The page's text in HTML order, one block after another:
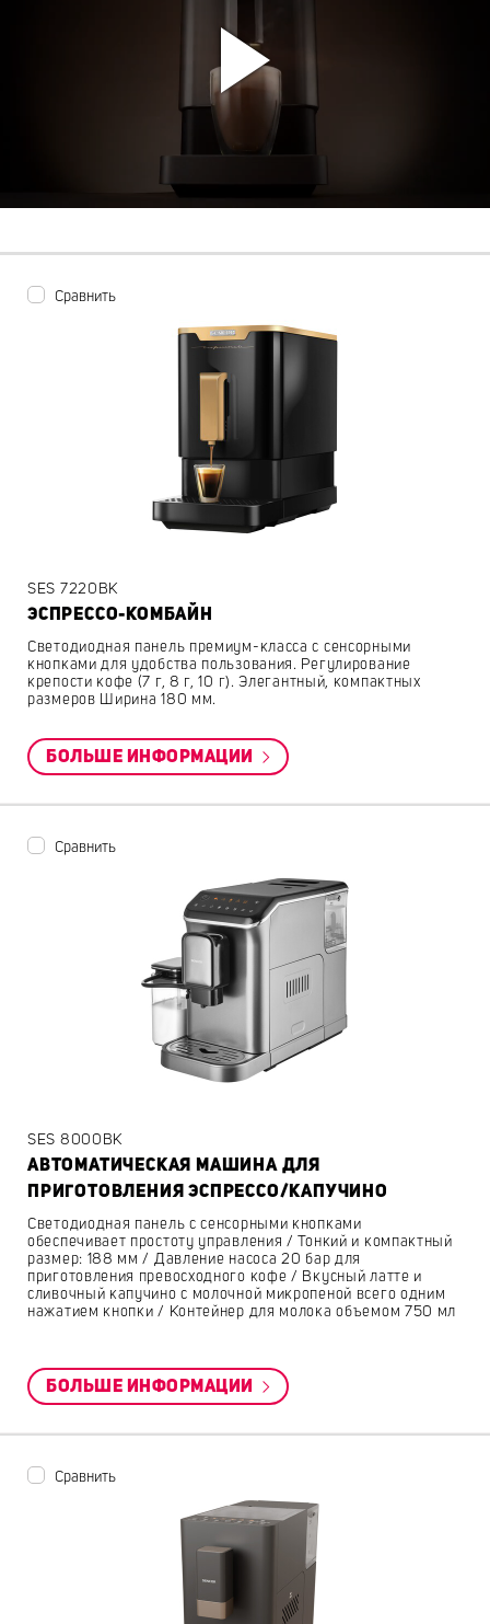
Сравнить
SES 7220BK
ЭСПРЕССО-КОМБАЙН
Светодиодная панель премиум-класса с сенсорными
кнопками для удобства пользования. Регулирование
крепости кофе (7 г, 8 г, 10 г). Элегантный, компактных
размеров Ширина 180 мм.
БОЛЬШЕ ИНФОРМАЦИИ
Сравнить
SES 8000BK
АВТОМАТИЧЕСКАЯ МАШИНА ДЛЯ
ПРИГОТОВЛЕНИЯ ЭСПРЕССО/КАПУЧИНО
Светодиодная панель с сенсорными кнопками
обеспечивает простоту управления / Тонкий и компактный
размер: 188 мм / Давление насоса 20 бар для
приготовления превосходного кофе / Вкусный латте и
сливочный капучино с молочной микропеной всего одним
нажатием кнопки / Контейнер для молока объемом 750 мл
БОЛЬШЕ ИНФОРМАЦИИ
Сравнить